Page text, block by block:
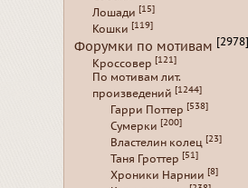
Лошади [15]
Кошки [119]
Форумки по мотивам [2978]
Кроссовер [121]
По мотивам лит.
произведений [1244]
Гарри Поттер [538]
Сумерки [200]
Властелин колец [23]
Таня Гроттер [51]
Хроники Нарнии [8]